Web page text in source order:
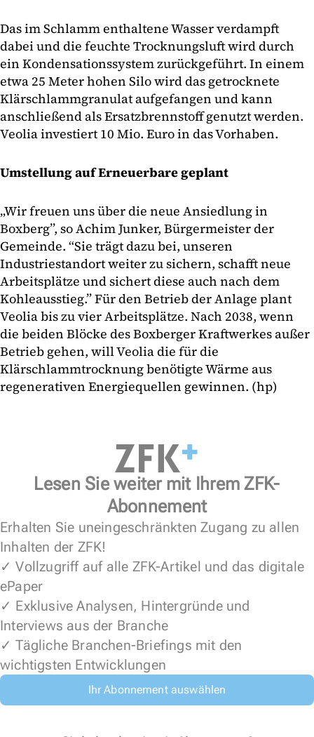
Das im Schlamm enthaltene Wasser verdampft
dabei und die feuchte Trocknungsluft wird durch
ein Kondensationssystem zurückgeführt. In einem
etwa 25 Meter hohen Silo wird das getrocknete
Klärschlammgranulat aufgefangen und kann
anschließend als Ersatzbrennstoff genutzt werden.
Veolia investiert 10 Mio. Euro in das Vorhaben.
Umstellung auf Erneuerbare geplant
„Wir freuen uns über die neue Ansiedlung in
Boxberg”, so Achim Junker, Bürgermeister der
Gemeinde. “Sie trägt dazu bei, unseren
Industriestandort weiter zu sichern, schafft neue
Arbeitsplätze und sichert diese auch nach dem
Kohleausstieg.” Für den Betrieb der Anlage plant
Veolia bis zu vier Arbeitsplätze. Nach 2038, wenn
die beiden Blöcke des Boxberger Kraftwerkes außer
Betrieb gehen, will Veolia die für die
Klärschlammtrocknung benötigte Wärme aus
regenerativen Energiequellen gewinnen. (hp)
Lesen Sie weiter mit Ihrem ZFK-
Abonnement
Erhalten Sie uneingeschränkten Zugang zu allen
Inhalten der ZFK!
✓ Vollzugriff auf alle ZFK-Artikel und das digitale
ePaper
✓ Exklusive Analysen, Hintergründe und
Interviews aus der Branche
✓ Tägliche Branchen-Briefings mit den
wichtigsten Entwicklungen
Ihr Abonnement auswählen